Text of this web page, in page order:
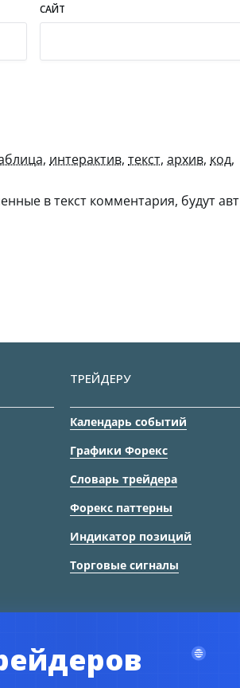
САЙТ
, интерактив, текст, архив, код,
в текст комментария, будут авт
ТРЕЙДЕРУ
Календарь событий
Графики Форекс
Словарь трейдера
Форекс паттерны
Индикатор позиций
Торговые сигналы